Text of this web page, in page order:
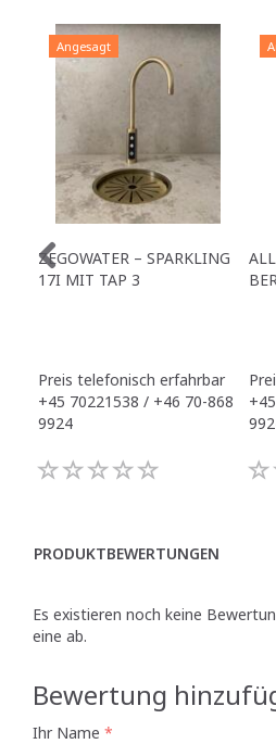
Angesagt
ZEGOWATER – SPARKLING
17I MIT TAP 3
Preis telefonisch erfahrbar
+45 70221538 / +46 70-868
9924
PRODUKTBEWERTUNGEN
Es existieren noch keine
eine ab.
Bewertung
Ihr Name